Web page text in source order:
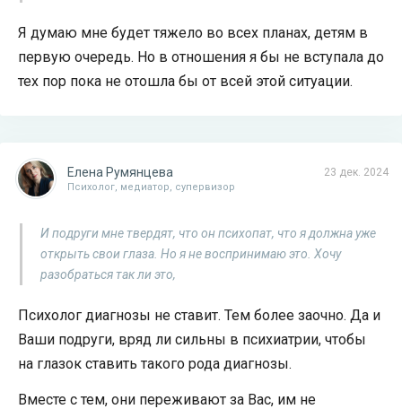
Я думаю мне будет тяжело во всех планах, детям в
первую очередь. Но в отношения я бы не вступала до
тех пор пока не отошла бы от всей этой ситуации.
23 дек. 2024
Елена Румянцева
Психолог, медиатор, супервизор
И подруги мне твердят, что он психопат, что я должна уже
открыть свои глаза. Но я не воспринимаю это. Хочу
разобраться так ли это,
Психолог диагнозы не ставит. Тем более заочно. Да и
Ваши подруги, вряд ли сильны в психиатрии, чтобы
на глазок ставить такого рода диагнозы.
Вместе с тем, они переживают за Вас, им не